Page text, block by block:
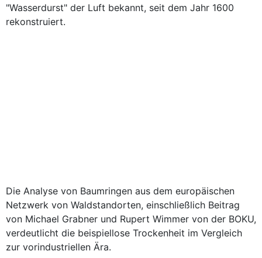
"Wasserdurst" der Luft bekannt, seit dem Jahr 1600
rekonstruiert.
Die Analyse von Baumringen aus dem europäischen
Netzwerk von Waldstandorten, einschließlich Beitrag
von Michael Grabner und Rupert Wimmer von der BOKU,
verdeutlicht die beispiellose Trockenheit im Vergleich
zur vorindustriellen Ära.